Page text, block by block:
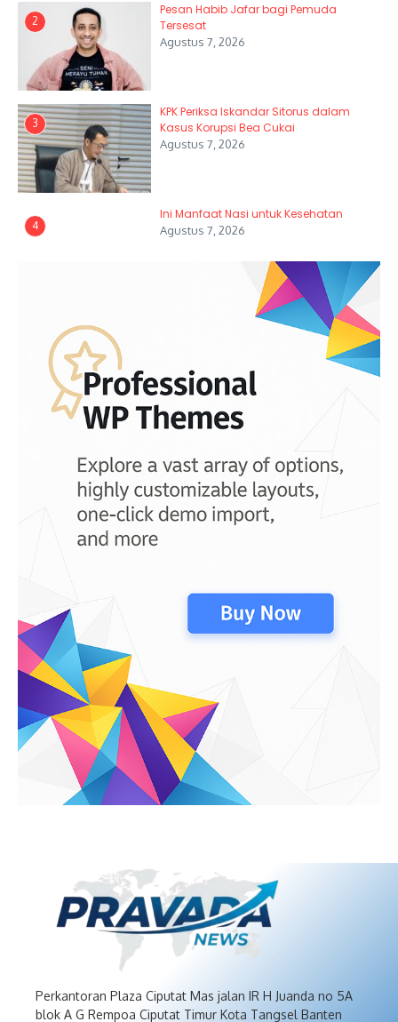
2
Pesan Habib Jafar bagi Pemuda
Tersesat
Agustus 7, 2026
3
KPK Periksa Iskandar Sitorus dalam
Kasus Korupsi Bea Cukai
Agustus 7, 2026
4
Ini Manfaat Nasi untuk Kesehatan
Agustus 7, 2026
Perkantoran Plaza Ciputat Mas jalan IR H Juanda no 5A
blok A G Rempoa Ciputat Timur Kota Tangsel Banten